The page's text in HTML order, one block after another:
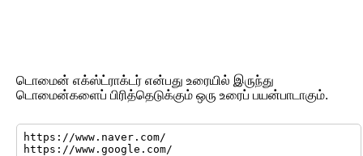
டொமைன் எக்ஸ்ட்ராக்டர் என்பது உரையில் இருந்து
டொமைன்களைப் பிரித்தெடுக்கும் ஒரு உரைப் பயன்பாடாகும்.